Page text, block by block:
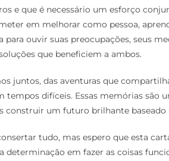
e que é necessário um esforço
em melhorar como pessoa,
ouvir suas preocupações, seus
que beneficiem a ambos.
juntos, das aventuras que
tempos difíceis. Essas memórias são
construir um futuro brilhante baseado
tudo, mas espero que esta
em fazer as coisas